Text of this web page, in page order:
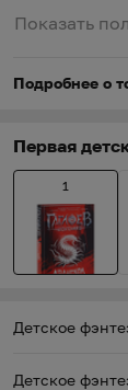
выясняется,
наемных
демоны из
но дух
которой мы
сериях.
Показать
Подробнее о
Первая
1
Детское
Детское